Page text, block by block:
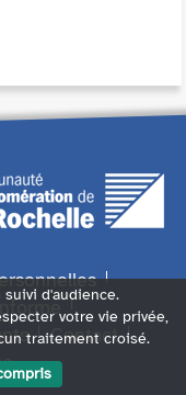
Contact
d'audience.
votre vie privée,
traitement croisé.